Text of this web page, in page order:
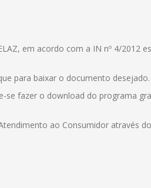
em acordo com a IN nº 4/2012
para baixar o documento desejado.
se fazer o download do programa
ao Consumidor através